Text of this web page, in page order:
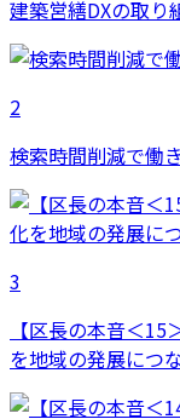
建築営繕DXの取り
2
検索時間削減で働
3
【区長の本音＜
を地域の発展につな